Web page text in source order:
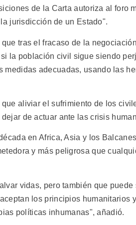
de la Carta autoriza al foro
jurisdicción de un Estado".
tras el fracaso de la
la población civil sigue siendo
adecuadas, usando las
aliviar el sufrimiento de los
de actuar ante las crisis
en Africa, Asia y los
y más peligrosa que
vidas, pero también que puede
los principios humanitarios
políticas inhumanas", añadió.